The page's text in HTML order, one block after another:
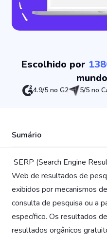
Escolhido por
4.9/5 no G2 5/5 no
Sumário
SERP (Search Engine
Web de resultados de
exibidos por mecanismos
consulta de pesquisa ou a
específico. Os resultados
resultados orgânicos